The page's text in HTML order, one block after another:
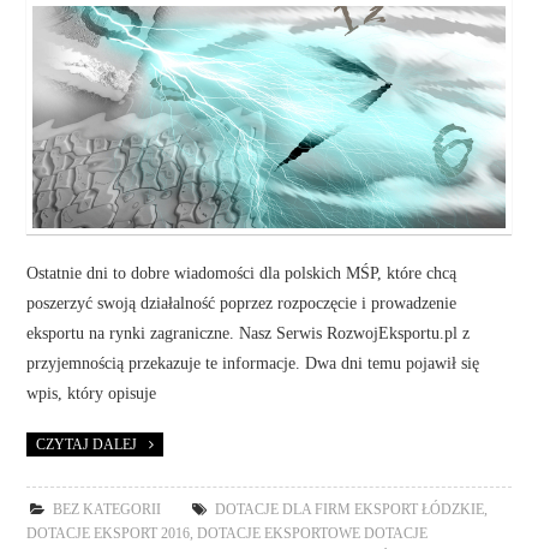
Ostatnie dni to dobre wiadomości dla polskich MŚP, które chcą
poszerzyć swoją działalność poprzez rozpoczęcie i prowadzenie
eksportu na rynki zagraniczne. Nasz Serwis RozwojEksportu.pl z
przyjemnością przekazuje te informacje. Dwa dni temu pojawił się
wpis, który opisuje
CZYTAJ DALEJ
BEZ KATEGORII DOTACJE DLA FIRM EKSPORT ŁÓDZKIE
DOTACJE EKSPORT 2016 ,DOTACJE EKSPORTOWE DOTACJE